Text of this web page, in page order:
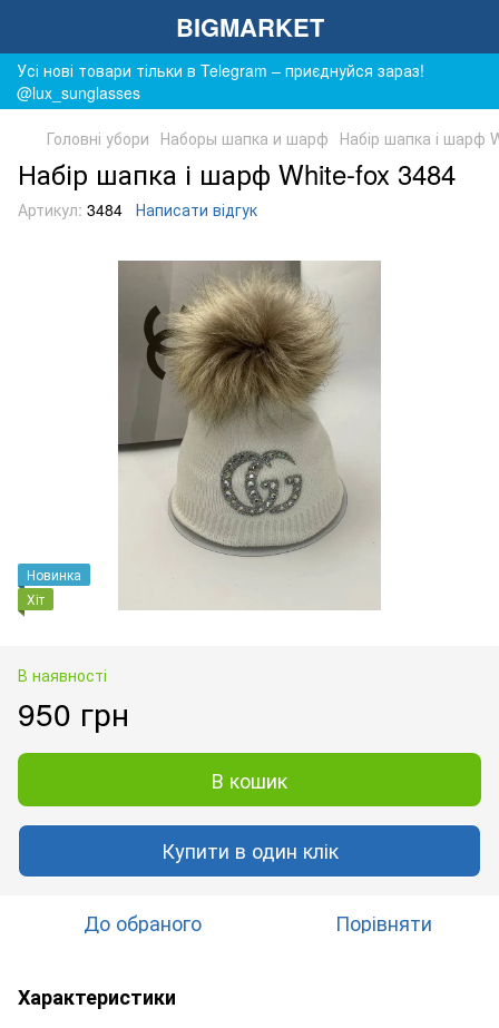
BIGMARKET
Усі нові товари тільки в Telegram – приєднуйся зараз!
@lux_sunglasses
Головні убори Наборы шапка и шарф Набір шапка і шарф
Набір шапка і шарф White-fox 3484
Артикул: 3484 Написати відгук
Новинка
Хіт
В наявності
950 грн
В кошик
Купити в один клік
До обраного Порівняти
Характеристики